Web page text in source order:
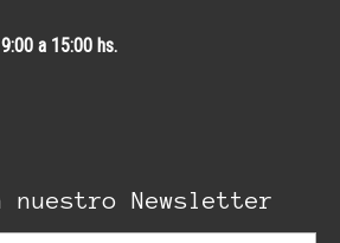
a 15:00 hs.
Newsletter